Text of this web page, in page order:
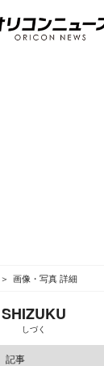
画像・写真 詳細
SHIZUKU
しづく
記事